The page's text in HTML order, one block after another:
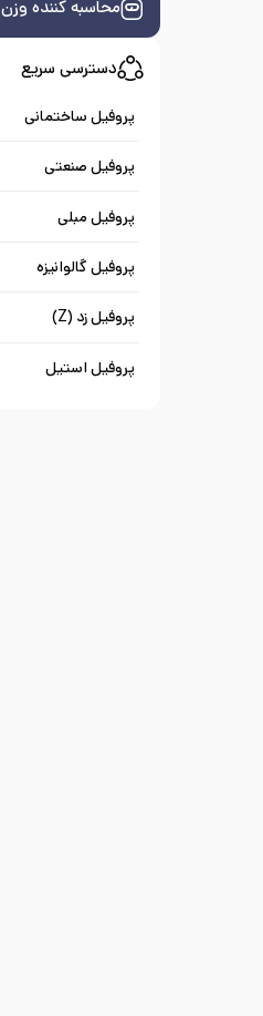
محاسبه کننده وزن
دسترسی سریع
پروفیل ساختمانی
پروفیل صنعتی
پروفیل مبلی
پروفیل گالوانیزه
پروفیل زد (Z)
پروفیل استیل